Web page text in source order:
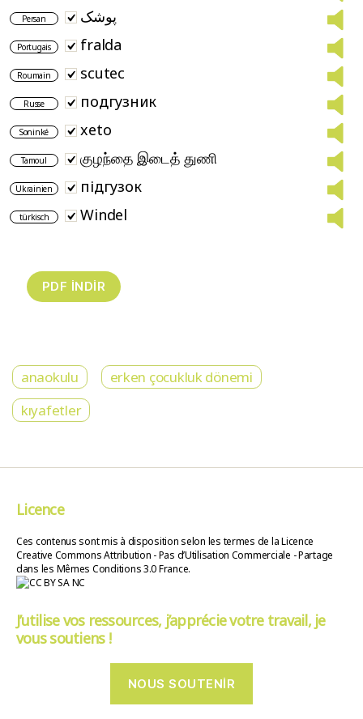
Persan پوشک
Portugais fralda
Roumain scutec
Russe подгузник
Soninké xeto
Tamoul குழந்தை இடைத் துணி
Ukrainien підгузок
türkisch Windel
anaokulu
erken çocukluk dönemi
kıyafetler
Licence
Ces contenus sont mis à disposition selon les termes de la Licence
Creative Commons Attribution - Pas d’Utilisation Commerciale - Partage
dans les Mêmes Conditions 3.0 France.
J’utilise vos ressources, j’apprécie votre travail, je
vous soutiens !
NOUS SOUTENIR